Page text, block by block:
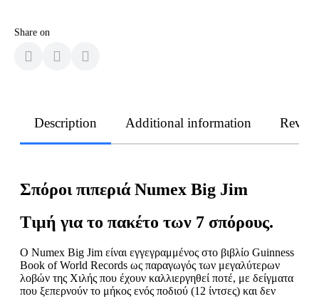
Share on
Description Additional information
Σπόροι πιπεριά Numex Big Jim
Τιμή για το πακέτο των 7 σπόρους.
Ο Numex Big Jim είναι εγγεγραμμένος στο βιβλίο Guinness
Book of World Records ως παραγωγός των μεγαλύτερων
λοβών της Χιλής που έχουν καλλιεργηθεί ποτέ, με δείγματα
που ξεπερνούν το μήκος ενός ποδιού (12 ίντσες) και δεν